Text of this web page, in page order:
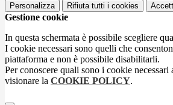
Personalizza Rifiuta tutti i cookies
Gestione cookie
In questa schermata è possibile scegliere
I cookie necessari sono quelli che
piattaforma e non è possibile disabilitarli.
Per conoscere quali sono i cookie
visionare la COOKIE POLICY.